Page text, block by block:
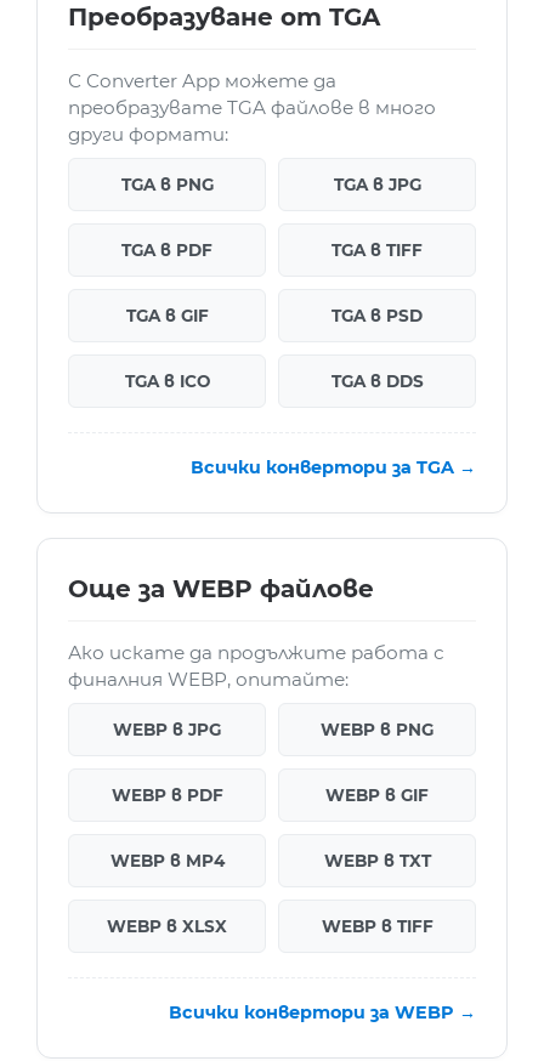
Преобразуване от TGA
С Converter App можете да
преобразувате TGA файлове в много
други формати:
TGA в PNG TGA в JPG
TGA в PDF TGA в TIFF
TGA в GIF TGA в PSD
TGA в ICO TGA в DDS
Всички конвертори за TGA →
Още за WEBP файлове
Ако искате да продължите работа с
финалния WEBP, опитайте:
WEBP в JPG WEBP в PNG
WEBP в PDF WEBP в GIF
WEBP в MP4 WEBP в TXT
WEBP в XLSX WEBP в TIFF
Всички конвертори за WEBP →